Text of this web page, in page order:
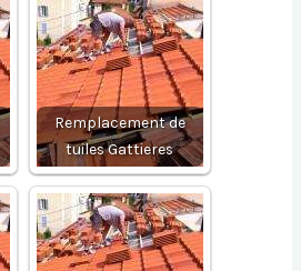
Remplacement de
tuiles Gattieres